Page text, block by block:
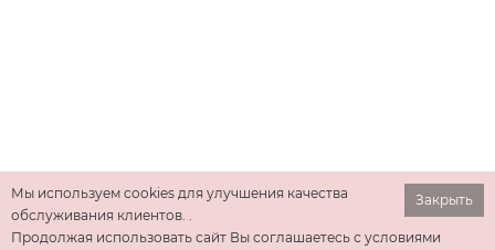
Закрыть
Мы используем cookies для улучшения качества
обслуживания клиентов. .
Продолжая использовать сайт Вы соглашаетесь с условиями